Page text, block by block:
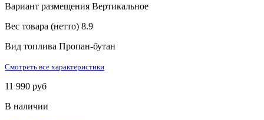
Вариант размещения Вертикальное
Вес товара (нетто) 8.9
Вид топлива Пропан-бутан
Смотреть все характеристики
11 990 руб
В наличии